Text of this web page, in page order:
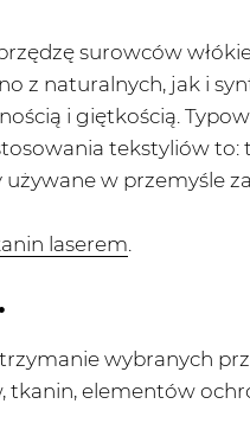
surowców
z naturalnych, jak i
i giętkością.
tekstyliów
w przemyśle
laserem
wybranych
tkanin, elementów